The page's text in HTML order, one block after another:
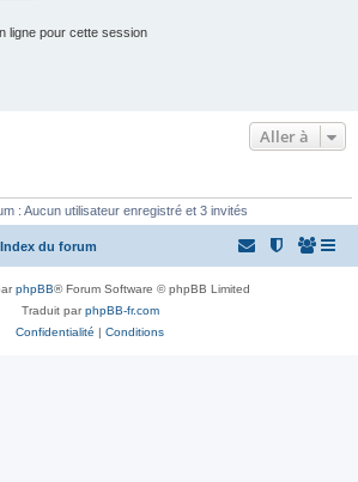
ligne pour cette session
Aller à
: Aucun utilisateur enregistré et 3 invités
Index du forum
phpBB® Forum Software © phpBB Limited
Traduit parphpBB-fr.com
Confidentialité | Conditions